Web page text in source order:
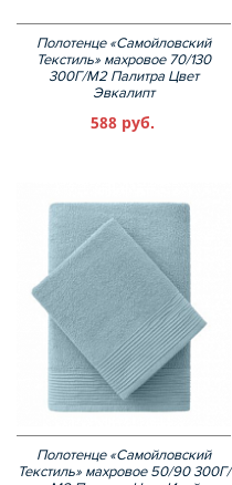
Полотенце «Самойловский
Текстиль» махровое 70/130
300Г/М2 Палитра Цвет
Эвкалипт
588 руб.
Полотенце «Самойловский
Текстиль» махровое 50/90 300Г/